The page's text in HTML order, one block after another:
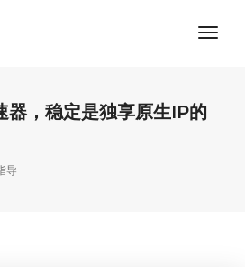
，稳定是独享原生IP的
导